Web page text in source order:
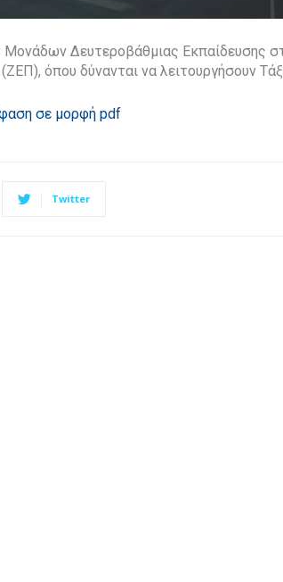
Δευτεροβάθμιας Εκπαίδευσης
όπου δύνανται να λειτουργήσουν
σε μορφή pdf
Twitter